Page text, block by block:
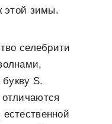
этой зимы.
селебрити
S.